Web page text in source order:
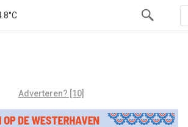
Adverteren? [10]